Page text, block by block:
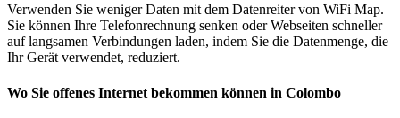
Verwenden Sie weniger Daten mit dem Datenreiter von WiFi Map.
Sie können Ihre Telefonrechnung senken oder Webseiten schneller
auf langsamen Verbindungen laden, indem Sie die Datenmenge, die
Ihr Gerät verwendet, reduziert.
Wo Sie offenes Internet bekommen können in Colombo